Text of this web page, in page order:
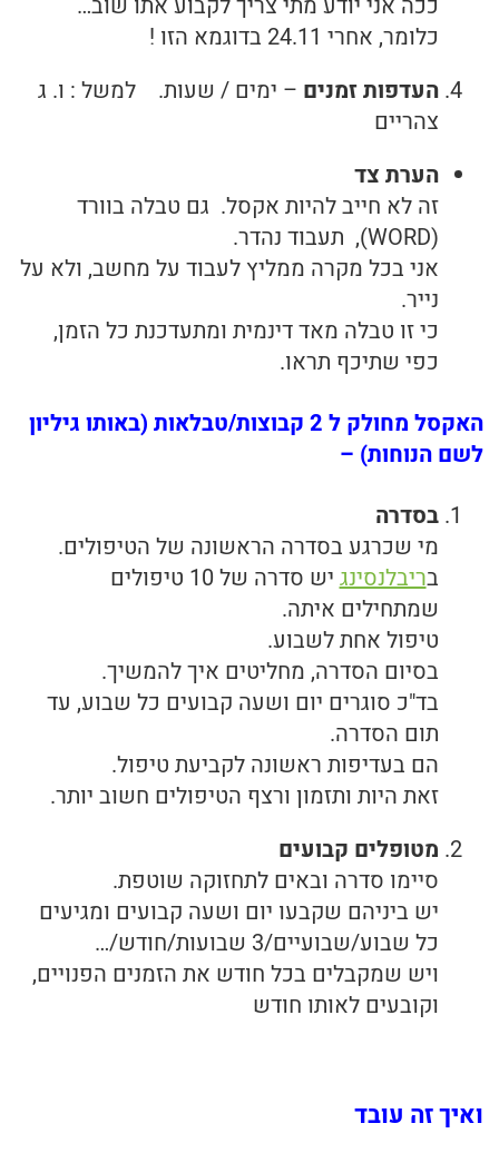
ככה אני יודע מתי צריך לקבוע אתו שוב…
כלומר, אחרי 24.11 בדוגמא הזו !
העדפות זמנים – ימים / שעות. למשל : ו. ג
צהריים
הערת צד
זה לא חייב להיות אקסל. גם טבלה בוורד
(WORD), תעבוד נהדר.
אני בכל מקרה ממליץ לעבוד על מחשב, ולא על
נייר.
כי זו טבלה מאד דינמית ומתעדכנת כל הזמן,
כפי שתיכף תראו.
האקסל מחולק ל 2 קבוצות/טבלאות (באותו גיליון
לשם הנוחות) –
בסדרה
מי שכרגע בסדרה הראשונה של הטיפולים.
בריבלנסינג
יש סדרה של 10 טיפולים
שמתחילים איתה.
טיפול אחת לשבוע.
בסיום הסדרה, מחליטים איך להמשיך.
בד"כ סוגרים יום ושעה קבועים כל שבוע, עד
תום הסדרה.
הם בעדיפות ראשונה לקביעת טיפול.
זאת היות ותזמון ורצף הטיפולים חשוב יותר.
מטופלים קבועים
סיימו סדרה ובאים לתחזוקה שוטפת.
יש ביניהם שקבעו יום ושעה קבועים ומגיעים
כל שבוע/שבועיים/3 שבועות/חודש/…
ויש שמקבלים בכל חודש את הזמנים הפנויים,
וקובעים לאותו חודש
ואיך זה עובד